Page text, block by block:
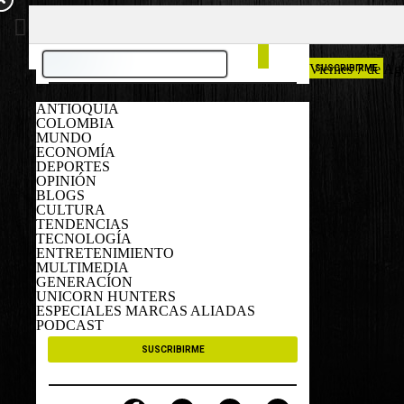
ANTIOQUIA
COLOMBIA
MUNDO
ECONOMÍA
DEPORTES
OPINIÓN
BLOGS
CULTURA
TENDENCIAS
TECNOLOGÍA
ENTRETENIMIENTO
MULTIMEDIA
GENERACÍON
UNICORN HUNTERS
ESPECIALES MARCAS ALIADAS
PODCAST
SUSCRIBIRME
Viernes 7 de
SUSCRIBIRME